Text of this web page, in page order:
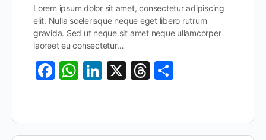
Lorem ipsum dolor sit amet, consectetur adipiscing
elit. Nulla scelerisque neque eget libero rutrum
gravida. Sed ut neque sit amet neque ullamcorper
laoreet eu consectetur…
Facebook
WhatsApp
LinkedIn
X Threads